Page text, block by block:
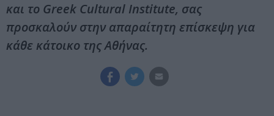
και το Greek Cultural Institute, σας
προσκαλούν στην απαραίτητη επίσκεψη για
κάθε κάτοικο της Αθήνας.